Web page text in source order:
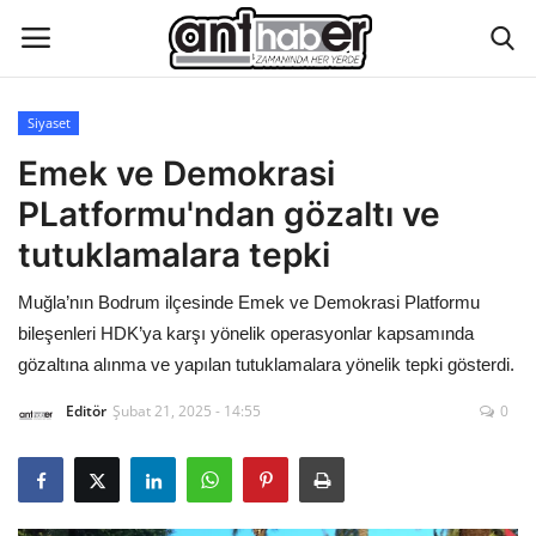
Künye
Eğitim
Hakkımızda
İletişim
Asayiş
Çevre
Siyaset
Emek ve Demokrasi
PLatformu'ndan gözaltı ve
tutuklamalara tepki
Muğla’nın Bodrum ilçesinde Emek ve Demokrasi Platformu
bileşenleri HDK’ya karşı yönelik operasyonlar kapsamında
gözaltına alınma ve yapılan tutuklamalara yönelik tepki gösterdi.
Editör Şubat 21, 2025 - 14:55 0